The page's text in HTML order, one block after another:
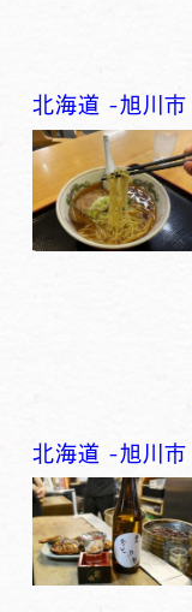
北海道 -旭川市
北海道 -旭川市